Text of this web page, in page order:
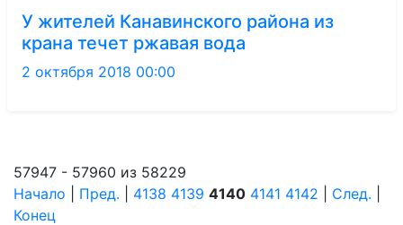
У жителей Канавинского района из
крана течет ржавая вода
2 октября 2018 00:00
57947 - 57960 из 58229
Начало
Пред. 4138 4139 4140 4141 4142 След.
Конец